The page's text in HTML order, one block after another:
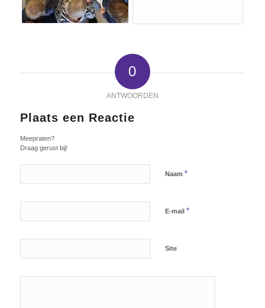
0
ANTWOORDEN
Plaats een Reactie
Meepraten?
Draag gerust bij!
Naam *
E-mail *
Site